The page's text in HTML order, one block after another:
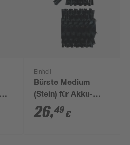
Einhell
Bürste Medium
(Stein) für Akku-
Oberflächenbürste
'Picobella'
26,49 €